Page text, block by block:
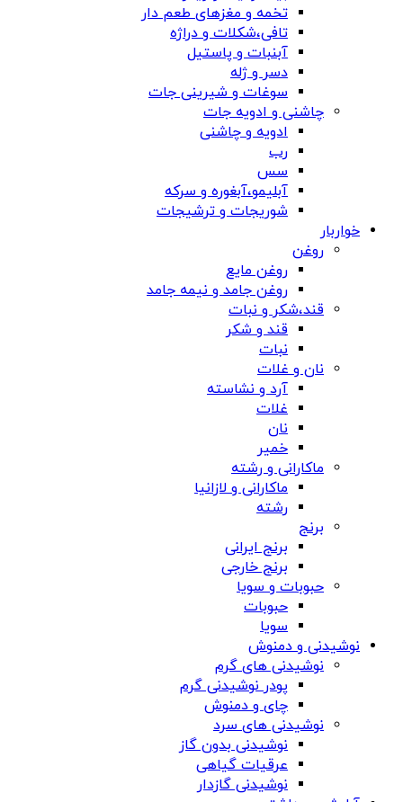
تخمه و مغزهای طعم دار
تافی،شکلات و دراژه
آبنبات و پاستیل
دسر و ژله
سوغات و شیرینی جات
چاشنی و ادویه جات
ادویه و چاشنی
رب
سس
آبلیمو،آبغوره و سرکه
شوریجات و ترشیجات
خواربار
روغن
روغن مایع
روغن جامد و نیمه جامد
قند،شکر و نبات
قند و شکر
نبات
نان و غلات
آرد و نشاسته
غلات
نان
خمیر
ماکارانی و رشته
ماکارانی و لازانیا
رشته
برنج
برنج ایرانی
برنج خارجی
حبوبات و سویا
حبوبات
سویا
نوشیدنی و دمنوش
نوشیدنی های گرم
پودر نوشیدنی گرم
چای و دمنوش
نوشیدنی های سرد
نوشیدنی بدون گاز
عرقیات گیاهی
نوشیدنی گازدار